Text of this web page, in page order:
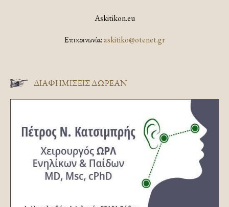
Askitikon.eu
Επικοινωνία:askitiko@otenet.gr
ΔΙΑΦΗΜΊΣΕΙΣ ΔΩΡΕΆΝ